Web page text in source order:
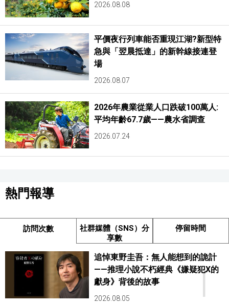
2026.08.08
平價夜行列車能否重現江湖?新型特
急與「翌晨抵達」的新幹線接連登
場
2026.08.07
2026年農業從業人口跌破100萬人:
平均年齡67.7歲——農水省調查
2026.07.24
熱門報導
訪問次數
社群媒體（SNS）分
享數
停留時間
1
追悼東野圭吾：無人能想到的詭計
——推理小說不朽經典《嫌疑犯X的
獻身》背後的故事
2026.08.05